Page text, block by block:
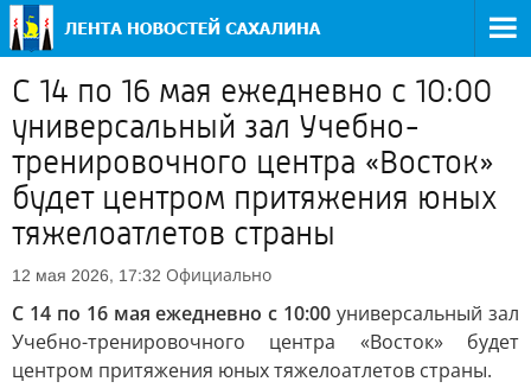
С 14 по 16 мая ежедневно с 10:00
универсальный зал Учебно-
тренировочного центра «Восток»
будет центром притяжения юных
тяжелоатлетов страны
12 мая 2026, 17:32 Официально
С 14 по 16 мая ежедневно с 10:00 универсальный зал
Учебно-тренировочного центра «Восток» будет
центром притяжения юных тяжелоатлетов страны.